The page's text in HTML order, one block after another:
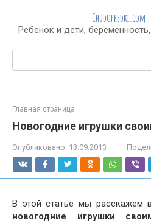
контенту
Chudopredki.com
Ребенок и дети,
Поиск:
Главная страница
Новогодние игрушки
Опубликовано: 13.09.2013
В этой статье мы расскажем
новогодние игрушки